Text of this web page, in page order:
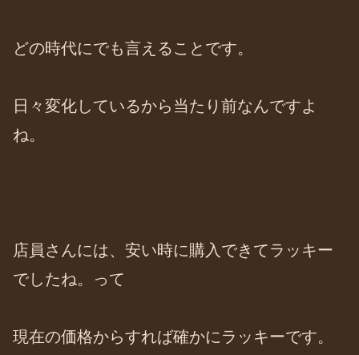
どの時代にでも言えることです。
日々変化しているから当たり前なんですよ
ね。
店員さんには、安い時に購入できてラッキー
でしたね。って
現在の価格からすれば確かにラッキーです。